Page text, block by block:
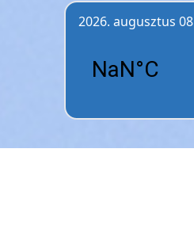
2026. augusztus 08